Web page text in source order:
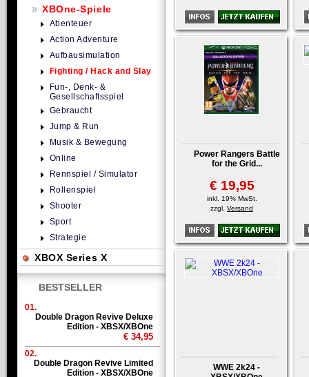
Power Rangers Battle
for the Grid...
€ 19,95
inkl. 19% MwSt.
zzgl. Versand
WWE 2k24 -
XBOne-Spiele
Abenteuer
Action Adventure
Aufbausimulation
Fighting / Hack and Slay
Fun-, Denk- &
Gesellschaftsspiel
Gebraucht
Jump & Run
Musik & Bewegung
Online
Rennspiel / Simulator
Rollenspiel
Shooter
Sport
Strategie
XBOX Series X
BESTSELLER
01.
Double Dragon Revive Deluxe
Edition - XBSX/XBOne
€ 34,95
02.
Double Dragon Revive Limited
Edition - XBSX/XBOne